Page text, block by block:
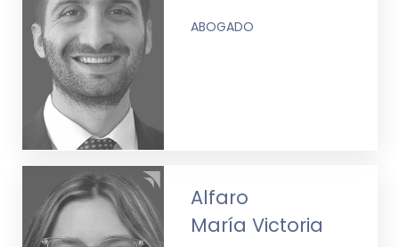
ABOGADO
Alfaro
María Victoria